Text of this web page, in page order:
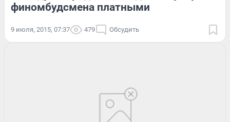
финомбудсмена платными
9 июля, 2015, 07:37 479 Обсудить